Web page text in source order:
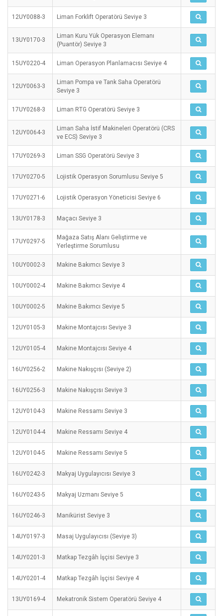
12UY0088-3 Liman Forklift Operatörü Seviye 3
13UY0170-3
Liman Kuru Yük Operasyon Elemanı
(Puantör) Seviye 3
15UY0220-4 Liman Operasyon Planlamacısı Seviye 4
12UY0063-3
Liman Pompa ve Tank Saha Operatörü
Seviye 3
17UY0268-3 Liman RTG Operatörü Seviye 3
12UY0064-3
Liman Saha İstif Makineleri Operatörü (CRS
ve ECS) Seviye 3
17UY0269-3 Liman SSG Operatörü Seviye 3
17UY0270-5 Lojistik Operasyon Sorumlusu Seviye 5
17UY0271-6 Lojistik Operasyon Yöneticisi Seviye 6
13UY0178-3 Maçacı Seviye 3
17UY0297-5
Mağaza Satış Alanı Geliştirme ve
Yerleştirme Sorumlusu
10UY0002-3 Makine Bakımcı Seviye 3
10UY0002-4 Makine Bakımcı Seviye 4
10UY0002-5 Makine Bakımcı Seviye 5
12UY0105-3 Makine Montajcısı Seviye 3
12UY0105-4 Makine Montajcısı Seviye 4
16UY0256-2 Makine Nakışçısı (Seviye 2)
16UY0256-3 Makine Nakışçısı Seviye 3
12UY0104-3 Makine Ressamı Seviye 3
12UY0104-4 Makine Ressamı Seviye 4
12UY0104-5 Makine Ressamı Seviye 5
16UY0242-3 Makyaj Uygulayıcısı Seviye 3
16UY0243-5 Makyaj Uzmanı Seviye 5
16UY0246-3 Manikürist Seviye 3
14UY0197-3 Masaj Uygulayıcısı (Seviye 3)
14UY0201-3 Matkap Tezgâh İşçisi Seviye 3
14UY0201-4 Matkap Tezgâh İşçisi Seviye 4
13UY0169-4 Mekatronik Sistem Operatörü Seviye 4